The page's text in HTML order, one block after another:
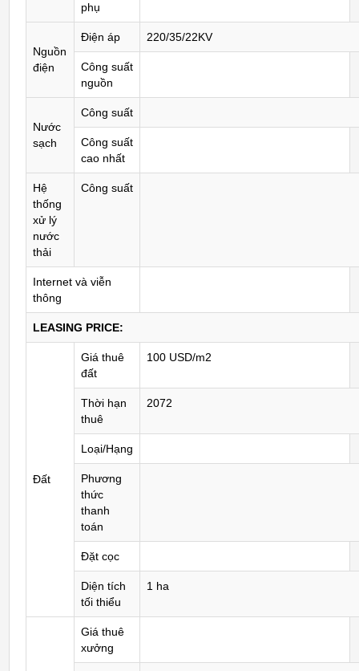
phụ
Nguồn
điện
Điện áp 220/35/22KV
Công suất
nguồn
Nước
sạch
Công suất
Công suất
cao nhất
Hệ
thống
xử lý
nước
thải
Công suất
Internet và viễn
thông
LEASING PRICE:
Đất
Giá thuê
đất
100 USD/m2
Thời hạn
thuê
2072
Loại/Hạng
Phương
thức
thanh
toán
Đặt cọc
Diện tích
tối thiểu
1 ha
Giá thuê
xưởng